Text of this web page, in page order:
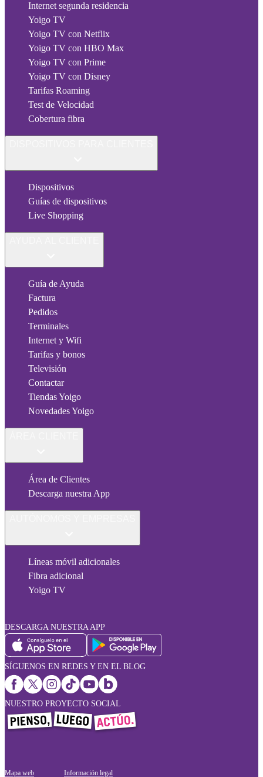
Internet segunda residencia
Yoigo TV
Yoigo TV con Netflix
Yoigo TV con HBO Max
Yoigo TV con Prime
Yoigo TV con Disney
Tarifas Roaming
Test de Velocidad
Cobertura fibra
Dispositivos
Guías de dispositivos
Live Shopping
Guía de Ayuda
Factura
Pedidos
Terminales
Internet y Wifi
Tarifas y bonos
Televisión
Contactar
Tiendas Yoigo
Novedades Yoigo
Área de Clientes
Descarga nuestra App
Líneas móvil adicionales
Fibra adicional
Yoigo TV
DESCARGA NUESTRA APP
SÍGUENOS EN REDES Y EN EL BLOG
NUESTRO PROYECTO SOCIAL
Mapa web Información legal